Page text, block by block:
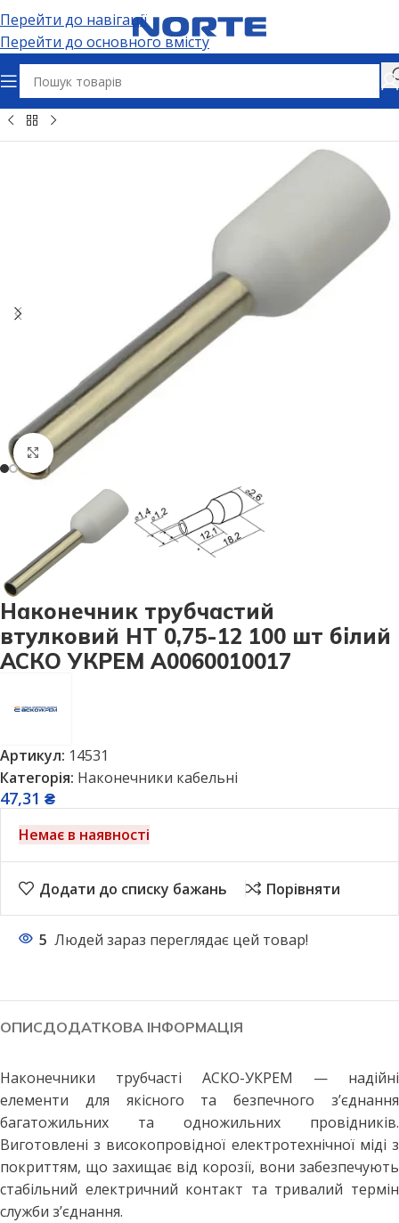
Перейти до навігації
Перейти до основного вмісту
провідникова продукція Наконечники кабельні
Натисніть, щоб збільшити
Наконечник трубчастий
втулковий НТ 0,75-12 100 шт білий
АСКО УКРЕМ A0060010017
Артикул: 14531
Категорія: Наконечники кабельні
47,31 ₴
Немає в наявності
Додати до списку бажань Порівняти
5 Людей зараз переглядає цей товар!
ОПИСДОДАТКОВА ІНФОРМАЦІЯ
Наконечники трубчасті АСКО-УКРЕМ — надійні
елементи для якісного та безпечного з’єднання
багатожильних та одножильних провідників.
Виготовлені з високопровідної електротехнічної міді з
покриттям, що захищає від корозії, вони забезпечують
стабільний електричний контакт та тривалий термін
служби з’єднання.